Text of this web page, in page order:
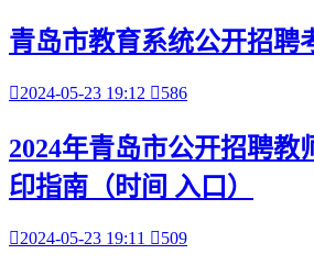
青岛市教育系统公开招聘
2024-05-23 19:12 586
2024年青岛市公开招聘教
印指南（时间 入口）
2024-05-23 19:11 509